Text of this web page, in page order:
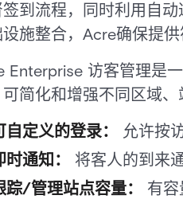
签到流程，同时利用自
施整合，Acre确保提
Enterprise 访客管理是
简化和增强不同区域、
自定义的登录： 允许按
时通知： 将客人的到来
踪/管理站点容量： 有容